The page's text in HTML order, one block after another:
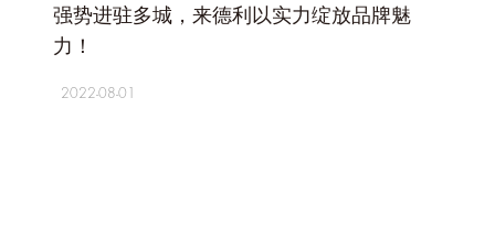
强势进驻多城，来德利以实力绽放品牌魅
力！
2022-08-01